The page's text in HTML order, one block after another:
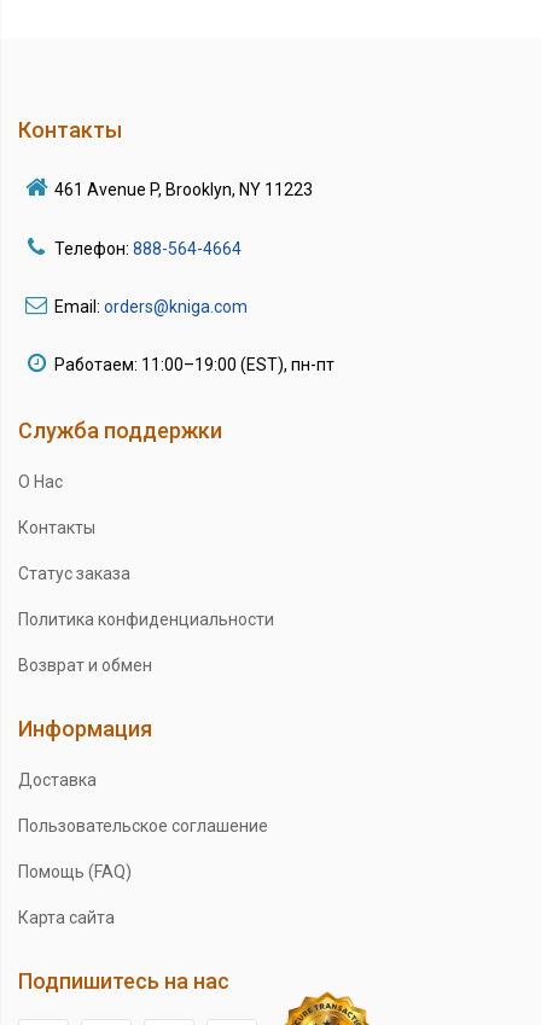
Контакты
461 Avenue P, Brooklyn, NY 11223
Телефон: 888-564-4664
Email: orders@kniga.com
Работаем: 11:00–19:00 (EST), пн-пт
Служба поддержки
О Нас
Контакты
Статус заказа
Политика конфиденциальности
Возврат и обмен
Информация
Доставка
Пользовательское соглашение
Помощь (FAQ)
Карта сайта
Подпишитесь на нас